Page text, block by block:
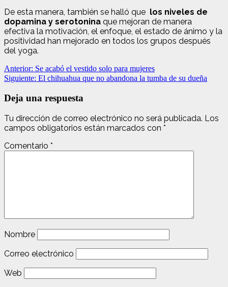
De esta manera, también se halló que los niveles de
dopamina y serotonina que mejoran de manera
efectiva la motivación, el enfoque, el estado de ánimo y la
positividad han mejorado en todos los grupos después
del yoga.
Navegación
de
entradas
Anterior: Se acabó el vestido solo para mujeres
Siguiente: El chihuahua que no abandona la tumba de su dueña
Deja una respuesta
Tu dirección de correo electrónico no será publicada. Los
campos obligatorios están marcados con *
Comentario *
Nombre
Correo electrónico
Web